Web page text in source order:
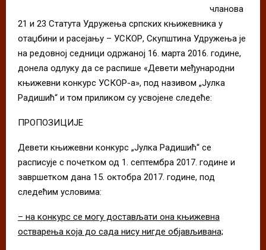
чланова
21 и 23 Статута Удружења српских књижевника у
отаџбини и расејању – УСКОР, Скупштина Удружења је
на редовној седници одржаној 16. марта 2016. године,
донела одлуку да се распише «Девети међународни
књижевни конкурс УСКОР-а», под називом „Јулка
Радишић“ и том приликом су усвојене следеће:
ПРОПОЗИЦИЈЕ
Девети књижевни конкурс „Јулка Радишић“ се
расписује с почетком од 1. септембра 2017. године и
завршетком дана 15. октобра 2017. године, под
следећим условима:
– на конкурс се могу достављати она књижевна
остварења која до сада нису нигде објављивана;